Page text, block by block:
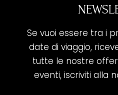
Se vuoi essere tra i
date di viaggio,
tutte le nostre
eventi, iscriviti alla